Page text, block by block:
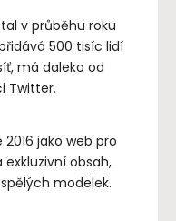
v průběhu roku
500 tisíc lidí
má daleko od
Twitter.
jako web pro
obsah,
modelek.